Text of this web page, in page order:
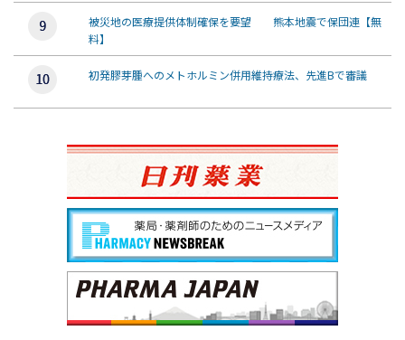
被災地の医療提供体制確保を要望 熊本地震で保団連【無
料】
初発膠芽腫へのメトホルミン併用維持療法、先進Bで審議